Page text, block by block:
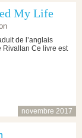
My Life
de l’anglais
Rivallan Ce livre est
novembre 2017